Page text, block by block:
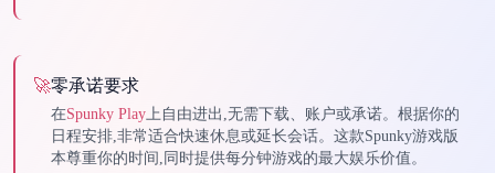
🚀零承诺要求
在Spunky Play上自由进出,无需下载、账户或承诺。根据你的
日程安排,非常适合快速休息或延长会话。这款Spunky游戏版
本尊重你的时间,同时提供每分钟游戏的最大娱乐价值。